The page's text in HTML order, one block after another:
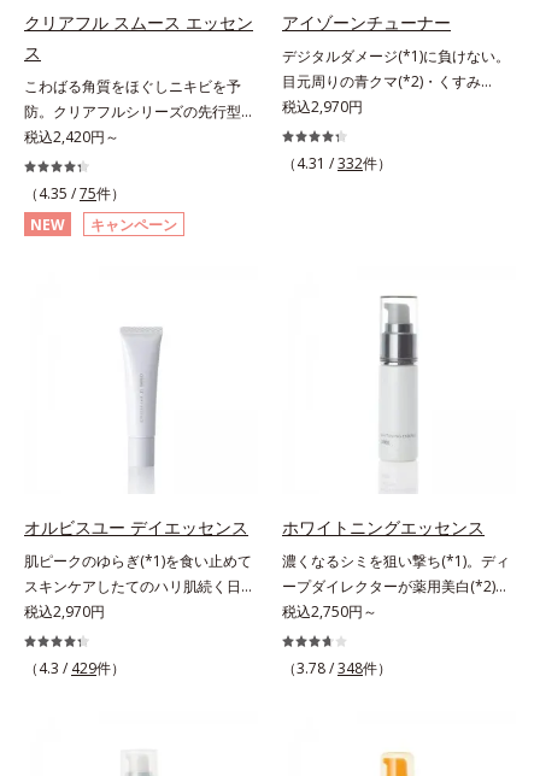
洗顔後にまろやかな感触のミルクで
のない、みずみずしいやわ肌を実現
します。 * 糖化する前の古くなった
角層をふき取り、やわらかい肌を保
つこと。
クリアフル スムース エッセン
ス
こわばる角質をほぐしニキビを予
防。クリアフルシリーズの先行型美
容液。くり返しニキビの根本原因と
毛穴の両方にアプローチする、薬用
ニキビスキンケア「クリアフルシリ
ーズ」の先行型美容液です。こわば
った角質をやわらかくほぐし、毛穴
ます。またクリアフルシリーズに配
合されているのと同じ、5種の和漢
植物由来成分や「ナノVCショット
カプセル」を採用。化粧水前に塗る
だけの簡単ケアで、ゴワつきや肌荒
れ、ニキビを予防します。【ご使用
ステップ】洗顔の後、化粧水の前に
お使いいただく先行型美容液です。
※敏感肌対象パッチテスト済（すべ
ての人に皮膚刺激がおきないという
わけではありません）※アレルギー
テスト済＝全ての方にアレルギーが
おきないということではありません
※ノンコメドジェニックテスト済＝
税込2,420円～
（4.35 /75件）
NEW
キャンペーン
アイゾーンチューナー
デジタルダメージ(*1)に負けない。
目元周りの青クマ(*2)・くすみ
(*3)・乾燥をケアする目元用スティ
ック状美容液。目元周りにあらわれ
る青クマ(*2)・くすみ(*3)・乾燥
を浴び続けると、目元周りには青ク
マ・くすみ・乾燥が……。そこでデ
ジタルダメージの根本原因に着目
機能を兼ね備えた目元用美容液を開
発しました。保湿成分×マッサージ
にワイルドタイムエキス(*5)が肌の
キメを整え、ブライトニングフィル
ター(*6)が光をコントロールして目
元のくすみを払い、透明感のある目
元へ整えます。メイクの上からでも
ＯＫだから、メイク直しのついでに
キリします。スキンケアにもメイク
税込2,970円
（4.31 /332件）
オルビスユー デイエッセンス
肌ピークのゆらぎ(*1)を食い止めて
スキンケアしたてのハリ肌続く日中
用美容液。起床直後にピークを迎
え、夕方から夜にかけて徐々にダウ
ンするハリのバイオリズムに着目し
側(*2)からバリア機能にアプローチ
税込2,970円
（4.3 / 429件）
ホワイトニングエッセンス
濃くなるシミを狙い撃ち(*1)。ディ
ープダイレクターが薬用美白(*2)成
分を、肌の奥深く(*3)まで効かせる
美容液。しつこいシミの原因“詰ま
りメラニン(*1)”の生成を抑え、透明
ラニンが肌の奥(*3)で詰まっている
税込2,750円～
（3.78 /348件）